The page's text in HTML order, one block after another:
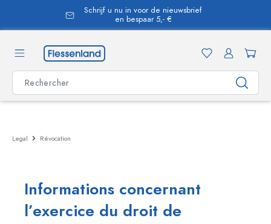
Schrijf u nu in voor de nieuwsbrief
en bespaar 5,- €
Legal Révocation
Informations concernant
l’exercice du droit de